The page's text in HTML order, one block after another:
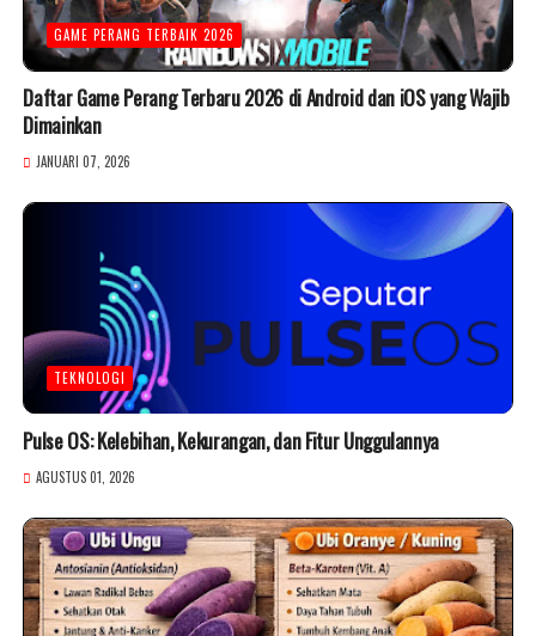
GAME PERANG TERBAIK 2026
Daftar Game Perang Terbaru 2026 di Android dan iOS yang Wajib
Dimainkan
JANUARI 07, 2026
TEKNOLOGI
Pulse OS: Kelebihan, Kekurangan, dan Fitur Unggulannya
AGUSTUS 01, 2026